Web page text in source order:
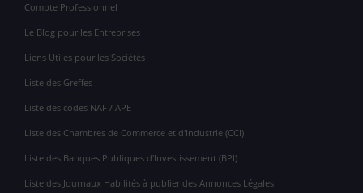
Compte Professionnel
Le Blog pour les Entreprises
Liens Utiles pour les Sociétés
Liste des Greffes
Liste des codes NAF / APE
Liste des Chambres de Commerce et d'Industrie (CCI)
Liste des Banques Publiques d'Investissement (BPI)
Liste des Journaux Habilités à publier des Annonces Légales